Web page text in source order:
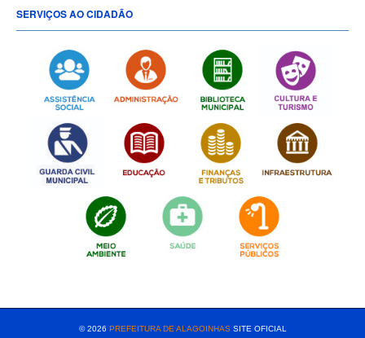
SERVIÇOS AO CIDADÃO
© 2026 PREFEITURA DE ALAGOINHASSITE OFICIAL